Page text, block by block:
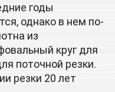
годы
однако в нем по-
из
круг для
поточной резки.
резки 20 лет